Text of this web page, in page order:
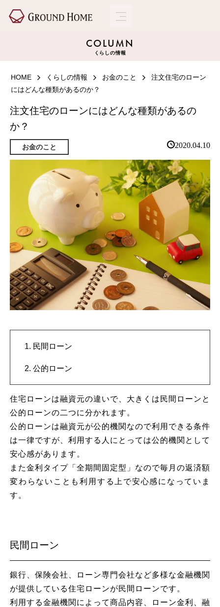
COLUMN
くらしの情報
HOME くらしの情報 お金のこと
注文住宅のローン
にはどんな種類があるのか？
注文住宅のローンにはどんな種類があるの
か？
お金のこと 2020.04.10
民間ローン
公的ローン
住宅ローンは融資元の違いで、大きくは民間ローンと
公的ローンの二つに分かれます。
公的ローンは融資元が公的機関なので利用できる条件
は一律ですが、利用する人にとっては公的機関として
安心感があります。
また金利タイプ「全期間固定型」なので毎月の返済額
変わらないことも利用する上で安心感になっていま
す。
民間ローン
銀行、保険会社、ローン専門会社など多様な金融機関
が提供している住宅ローンが民間ローンです。
利用する金融機関によって商品内容、ローン金利、融